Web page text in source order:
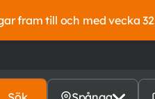
fram till och med vecka 32